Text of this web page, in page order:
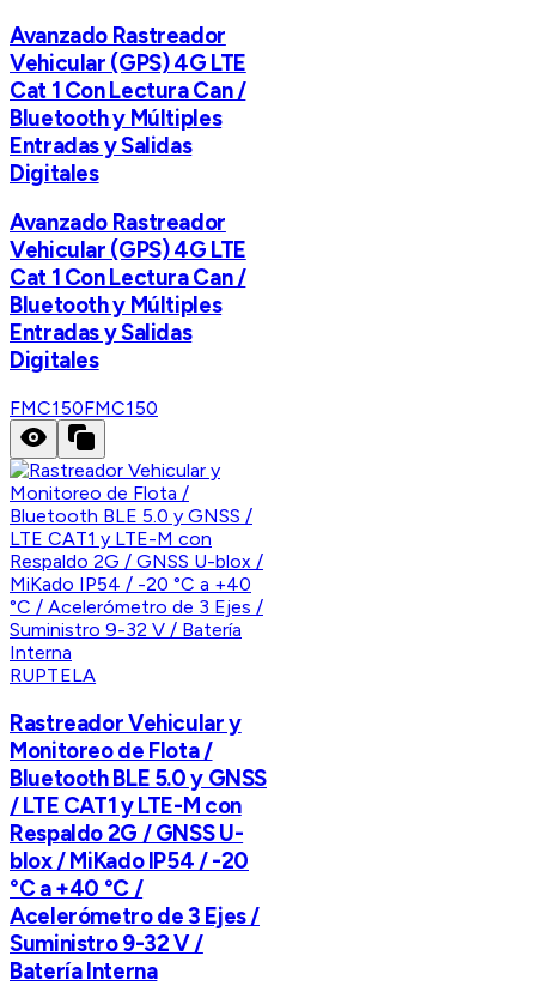
Avanzado Rastreador
Vehicular (GPS) 4G LTE
Cat 1 Con Lectura Can /
Bluetooth y Múltiples
Entradas y Salidas
Digitales
Avanzado Rastreador
Vehicular (GPS) 4G LTE
Cat 1 Con Lectura Can /
Bluetooth y Múltiples
Entradas y Salidas
Digitales
FMC150FMC150
RUPTELA
Rastreador Vehicular y
Monitoreo de Flota /
Bluetooth BLE 5.0 y GNSS
/ LTE CAT1 y LTE-M con
Respaldo 2G / GNSS U-
blox / MiKado IP54 / -20
°C a +40 °C /
Acelerómetro de 3 Ejes /
Suministro 9-32 V /
Batería Interna